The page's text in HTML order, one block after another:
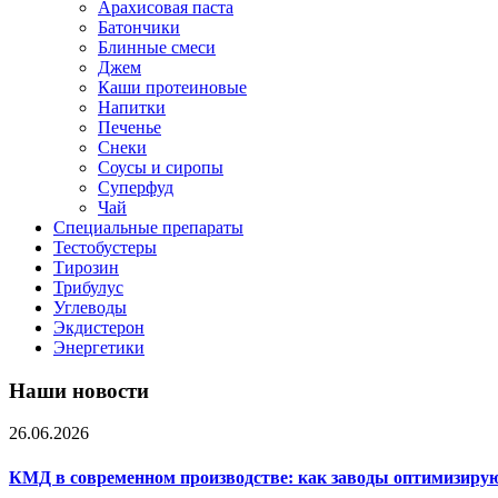
Арахисовая паста
Батончики
Блинные смеси
Джем
Каши протеиновые
Напитки
Печенье
Снеки
Соусы и сиропы
Суперфуд
Чай
Специальные препараты
Тестобустеры
Тирозин
Трибулус
Углеводы
Экдистерон
Энергетики
Наши новости
26.06.2026
КМД в современном производстве: как заводы